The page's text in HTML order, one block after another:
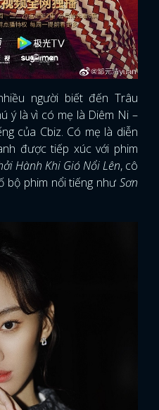
người biết đến Trâu
ý là vì có mẹ là Diêm Ni –
của Cbiz. Có mẹ là diễn
được tiếp xúc với phim
Hành Khi Gió Nổi Lên, cô
bộ phim nổi tiếng như Sơn